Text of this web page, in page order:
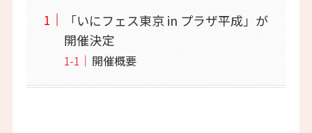
「いにフェス東京 in プラザ平成」が
開催決定
開催概要